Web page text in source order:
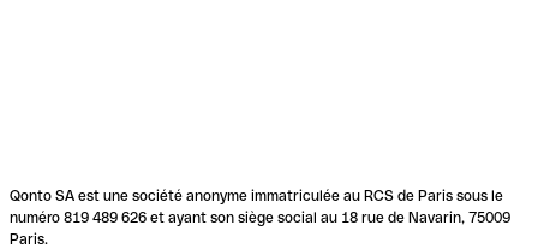
Qonto SA est une société anonyme immatriculée au RCS de Paris sous le
numéro 819 489 626 et ayant son siège social au 18 rue de Navarin, 75009
Paris.